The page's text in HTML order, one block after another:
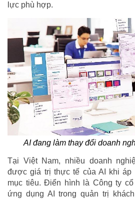
lực phù hợp.
AI đang làm thay đổi doanh
Tại Việt Nam, nhiều doanh
được giá trị thực tế của AI khi áp
mục tiêu. Điển hình là Công ty
ứng dụng AI trong quản trị